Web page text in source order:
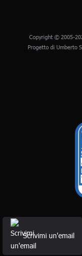
Scrivimi un'email
Copyright © 2005-
Progetto di Umberto